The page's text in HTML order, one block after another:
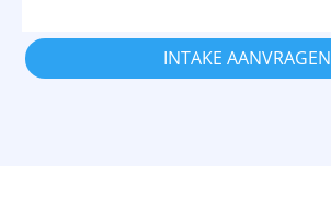
INTAKE AANVRAGEN